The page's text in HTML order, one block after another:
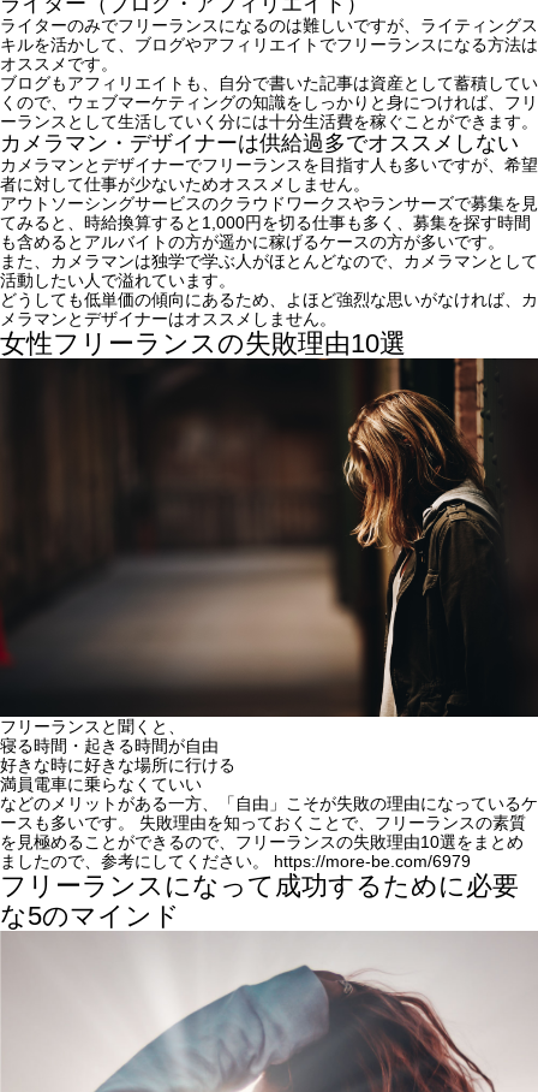
ライターのみでフリーランスになるのは難しいですが、ライティングス
キルを活かして、ブログやアフィリエイトでフリーランスになる方法は
オススメです。
ブログもアフィリエイトも、自分で書いた記事は資産として蓄積してい
くので、ウェブマーケティングの知識をしっかりと身につければ、フリ
ーランスとして生活していく分には十分生活費を稼ぐことができます。
カメラマン・デザイナーは供給過多でオススメしない
カメラマンとデザイナーでフリーランスを目指す人も多いですが、希望
者に対して仕事が少ないためオススメしません。
アウトソーシングサービスのクラウドワークスやランサーズで募集を見
てみると、時給換算すると1,000円を切る仕事も多く、募集を探す時間
も含めるとアルバイトの方が遥かに稼げるケースの方が多いです。
また、カメラマンは独学で学ぶ人がほとんどなので、カメラマンとして
活動したい人で溢れています。
どうしても低単価の傾向にあるため、よほど強烈な思いがなければ、カ
メラマンとデザイナーはオススメしません。
女性フリーランスの失敗理由10選
フリーランスと聞くと、
寝る時間・起きる時間が自由
好きな時に好きな場所に行ける
満員電車に乗らなくていい
などのメリットがある一方、
「自由」こそが失敗の理由になっているケ
ースも多いです。 失敗理由を知っておくことで、フリーランスの素質
を見極めることができるので、フリーランスの失敗理由10選をまとめ
ましたので、参考にしてください。 https://more-be.com/6979
フリーランスになって成功するために必要
な5のマインド